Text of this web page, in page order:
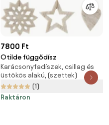
7800 Ft
Otilde függődísz
Karácsonyfadíszek, csillag és
üstökös alakú, (szettek)
(1)
Raktáron